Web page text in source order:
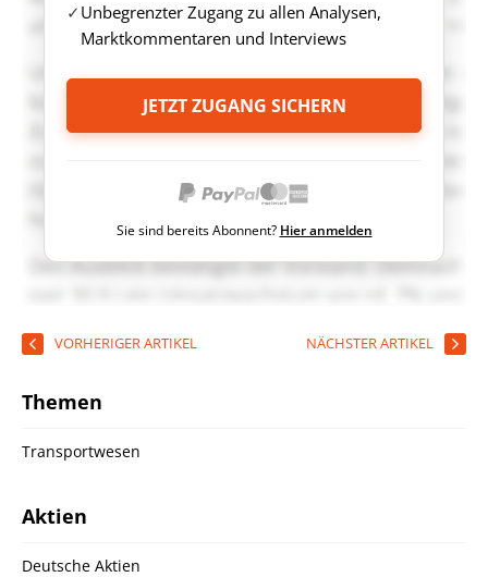
Unbegrenzter Zugang zu allen Analysen,
Marktkommentaren und Interviews
JETZT ZUGANG SICHERN
Sie sind bereits Abonnent? Hier anmelden
VORHERIGER ARTIKEL NÄCHSTER ARTIKEL
Themen
Transportwesen
Aktien
Deutsche Aktien